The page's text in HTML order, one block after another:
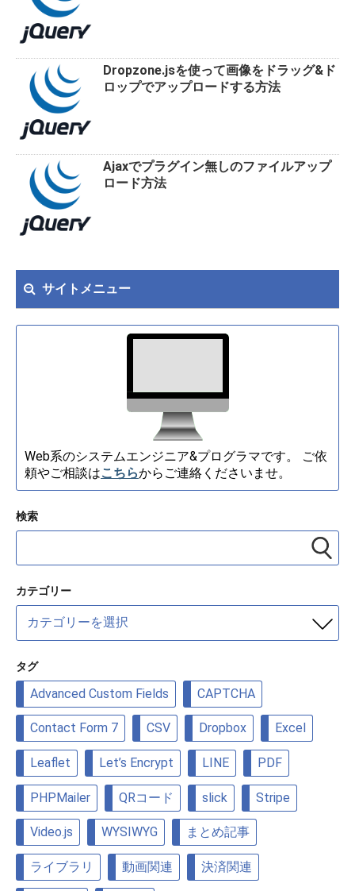
Dropzone.jsを使って画像をドラッグ&ド
ロップでアップロードする方法
Ajaxでプラグイン無しのファイルアップ
ロード方法
サイトメニュー
Web系のシステムエンジニア&プログラマです。 ご依
頼やご相談はこちらからご連絡くださいませ。
検索
カテゴリー
カ
ゴ
リ
ー
タグ
Advanced Custom Fields CAPTCHA
Contact Form 7 CSV Dropbox Excel
Leaflet Let’s Encrypt LINE PDF
PHPMailer QRコード slick Stripe
Video.js WYSIWYG まとめ記事
ライブラリ 動画関連 決済関連